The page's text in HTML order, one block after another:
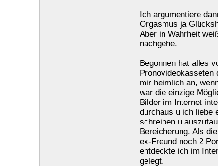
Ich argumentiere
Orgasmus ja
Aber in Wahrheit
nachgehe.
Begonnen hat alles
Pronovideokasseten
mir heimlich an,
war die einzige
Bilder im Internet
durchaus u ich liebe
schreiben u
Bereicherung. Als
ex-Freund noch 2
entdeckte ich im
gelegt.